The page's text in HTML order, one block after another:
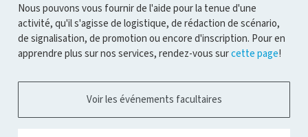
Nous pouvons vous fournir de l'aide pour la tenue d'une
activité, qu'il s'agisse de logistique, de rédaction de scénario,
de signalisation, de promotion ou encore d'inscription. Pour en
apprendre plus sur nos services, rendez-vous surcette page!
Voir les événements facultaires